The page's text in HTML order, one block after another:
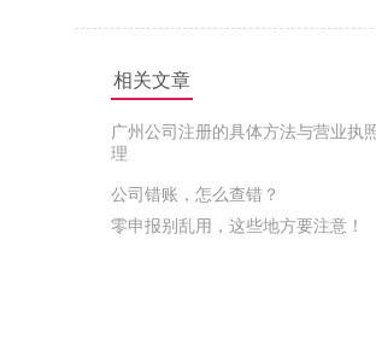
相关文章
广州公司注册的具体方法与营业执
理
公司错账，怎么查错？
零申报别乱用，这些地方要注意！